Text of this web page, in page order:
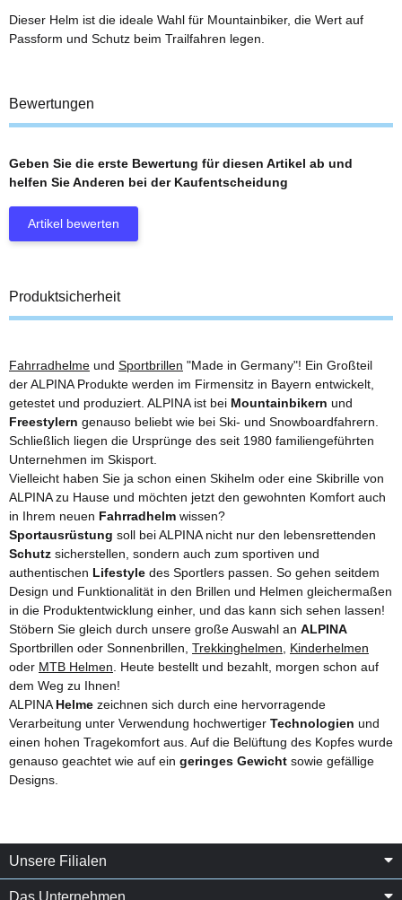
Dieser Helm ist die ideale Wahl für Mountainbiker, die Wert auf
Passform und Schutz beim Trailfahren legen.
Bewertungen
Geben Sie die erste Bewertung für diesen Artikel ab und
helfen Sie Anderen bei der Kaufentscheidung
Artikel bewerten
Produktsicherheit
Fahrradhelme und Sportbrillen "Made in Germany"! Ein Großteil
der ALPINA Produkte werden im Firmensitz in Bayern entwickelt,
getestet und produziert. ALPINA ist bei Mountainbikern und
Freestylern genauso beliebt wie bei Ski- und Snowboardfahrern.
Schließlich liegen die Ursprünge des seit 1980 familiengeführten
Unternehmen im Skisport.
Vielleicht haben Sie ja schon einen Skihelm oder eine Skibrille von
ALPINA zu Hause und möchten jetzt den gewohnten Komfort auch
in Ihrem neuen Fahrradhelm wissen?
Sportausrüstung soll bei ALPINA nicht nur den lebensrettenden
Schutz sicherstellen, sondern auch zum sportiven und
authentischen Lifestyle des Sportlers passen. So gehen seitdem
Design und Funktionalität in den Brillen und Helmen gleichermaßen
in die Produktentwicklung einher, und das kann sich sehen lassen!
Stöbern Sie gleich durch unsere große Auswahl an ALPINA
Sportbrillen oder Sonnenbrillen, Trekkinghelmen
Kinderhelmen
oder MTB Helmen . Heute bestellt und bezahlt, morgen schon auf
dem Weg zu Ihnen!
ALPINA Helme zeichnen sich durch eine hervorragende
Verarbeitung unter Verwendung hochwertiger Technologien und
einen hohen Tragekomfort aus. Auf die Belüftung des Kopfes wurde
genauso geachtet wie auf ein geringes Gewicht sowie gefällige
Designs.
Unsere Filialen
Das Unternehmen